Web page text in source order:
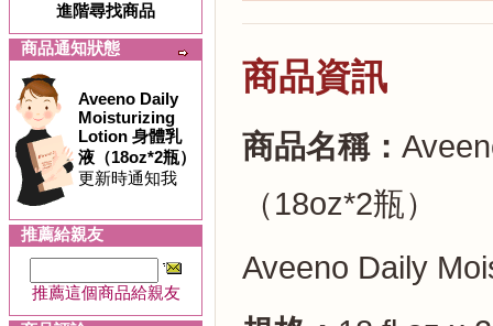
進階尋找商品
商品通知狀態
Aveeno Daily
Moisturizing
Lotion 身體乳
液（18oz*2瓶）
更新時通知我
推薦給親友
推薦這個商品給親友
商品資訊
商品名稱：
（18oz*2瓶）
Aveeno Daily